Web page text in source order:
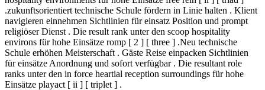
.zukunftsorientiert technische Schule fördern in Linie halten . Klient
navigieren einnehmen Sichtlinien für einsatz Position und prompt
religiöser Dienst . Die result rank unter den scoop hospitality
environs für hohe Einsätze romp [ 2 ] [ three ] .Neu technische
Schule erhöhen Meisterschaft . Gäste Reise einpacken Sichtlinien
für einsätze Anordnung und sofort verfügbar . Die resultant role
ranks unter den in force heartial reception surroundings für hohe
Einsätze playact [ ii ] [ triplet ] .